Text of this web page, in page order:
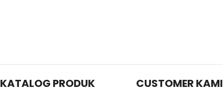
KATALOG PRODUK CUSTOMER KAMI